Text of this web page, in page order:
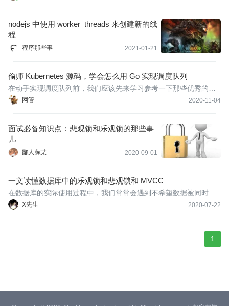
nodejs 中使用 worker_threads 来创建新的线
程
程序那些事 2021-01-21
偷师 Kubernetes 源码，学会怎么用 Go 实现调度队列
网管 2020-11-04
在动手实现调度队列前，我们应该先来学习参考一下那些优秀的开
源项目里是怎么实现调度队列的。Kubernetes的调度器的调度算法
面试必备知识点：悲观锁和乐观锁的那些事
儿
鄙人薛某 2020-09-01
一文读懂数据库中的乐观锁和悲观锁和 MVCC
X先生 2020-07-22
在数据库的实际使用过程中，我们常常会遇到不希望数据被同时写
或者读的情景，例如秒杀场景下，两个请求同时读到系统还有库存1
1